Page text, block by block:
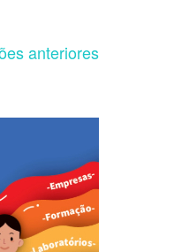
anteriores